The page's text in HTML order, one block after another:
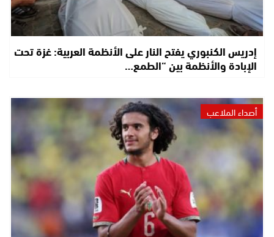
إدريس الكنبوري يفتح النار على الأنظمة العربية: غزة تحت
الإبادة والأنظمة بين “الطمع…
أصداء الملاعب